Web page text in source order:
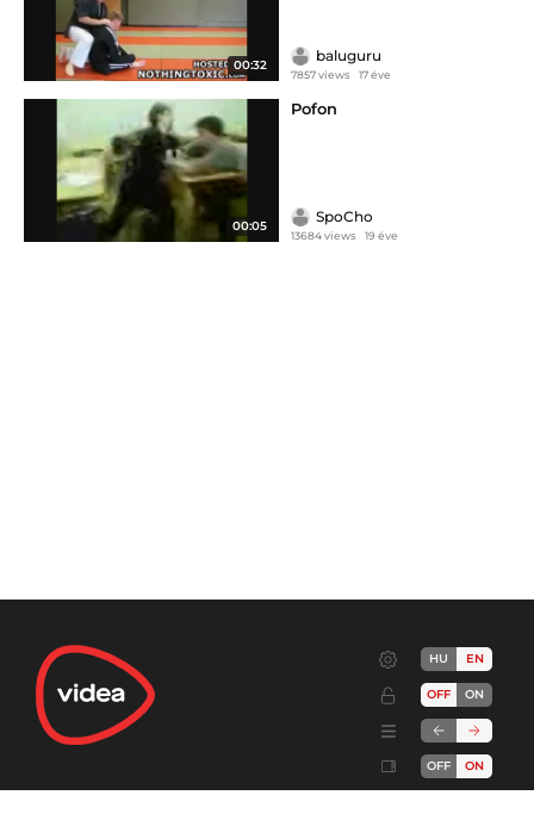
00:32
baluguru
7857 views 17 éve
00:05
Pofon
SpoCho
13684 views 19 éve
HU EN
OFF ON
OFF ON